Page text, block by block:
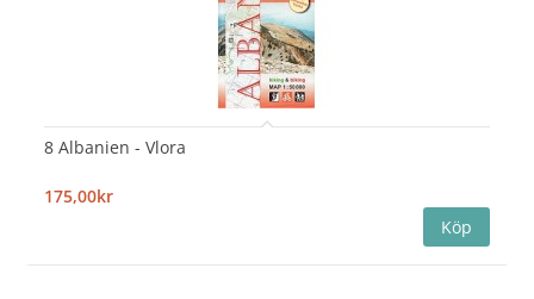
8 Albanien - Vlora
175,00kr